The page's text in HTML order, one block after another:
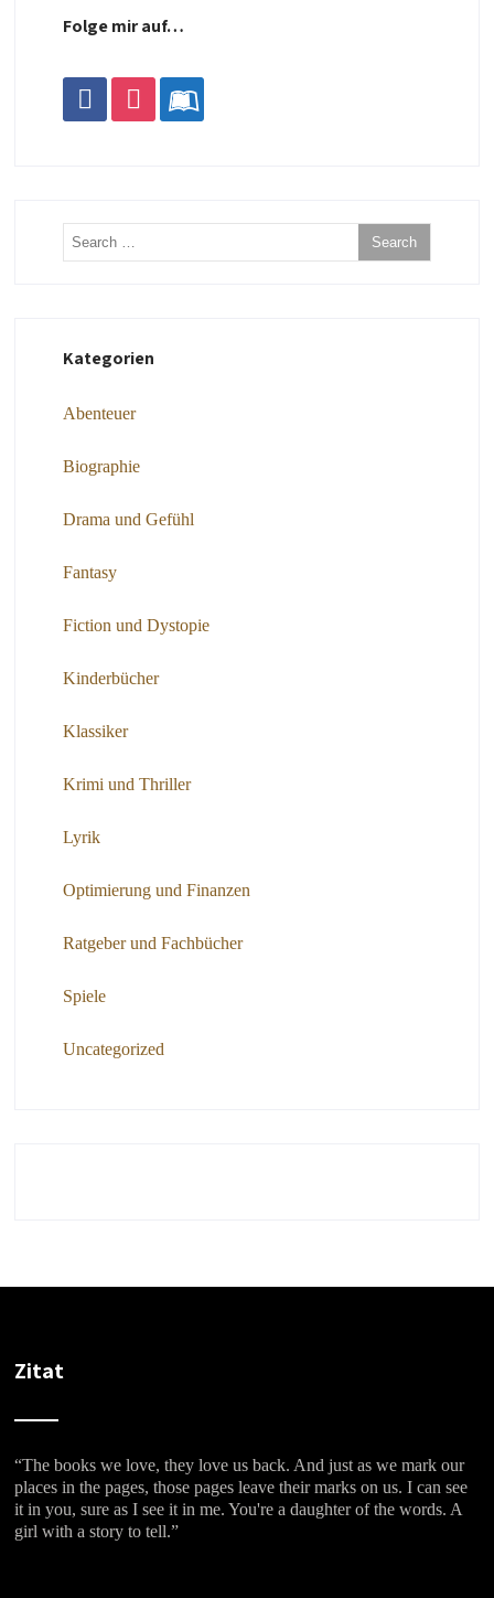
Folge mir auf…
facebookinstagramleanpub
Kategorien
Abenteuer
Biographie
Drama und Gefühl
Fantasy
Fiction und Dystopie
Kinderbücher
Klassiker
Krimi und Thriller
Lyrik
Optimierung und Finanzen
Ratgeber und Fachbücher
Spiele
Uncategorized
Zitat
“The books we love, they love us back. And just as we mark our
places in the pages, those pages leave their marks on us. I can see
it in you, sure as I see it in me. You're a daughter of the words. A
girl with a story to tell.”